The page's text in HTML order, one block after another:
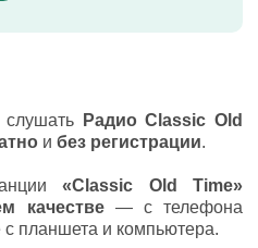
Радио Classic Old
и без регистрации.
«Classic Old Time»
качестве— с телефона
с планшета и компьютера.